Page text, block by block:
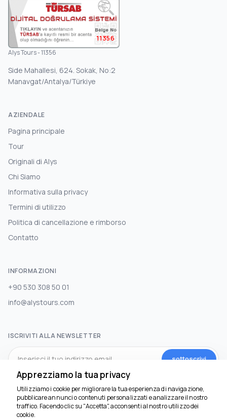
11356
Alys Tours - 11356
Side Mahallesi, 624. Sokak, No:2
Manavgat/Antalya/Türkiye
AZIENDALE
Pagina principale
Tour
Originali di Alys
Chi Siamo
Informativa sulla privacy
Termini di utilizzo
Politica di cancellazione e rimborso
Contatto
INFORMAZIONI
+90 530 308 50 01
info@alystours.com
ISCRIVITI ALLA NEWSLETTER
sottoscrivi
SOCIAL MEDIA
Apprezziamo la tua privacy
Utilizziamo i cookie per migliorare la tua esperienza di navigazione,
pubblicare annunci o contenuti personalizzati e analizzare il nostro
traffico. Facendo clic su "Accetta", acconsenti al nostro utilizzo dei
cookie.